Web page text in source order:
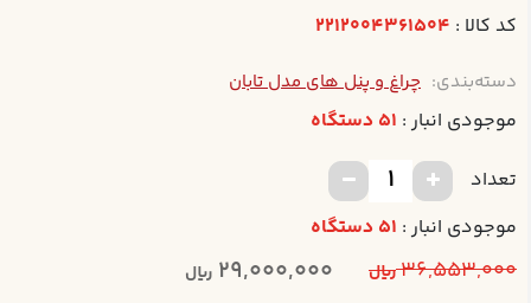
کد کالا : 2212004361504
دسته‌بندی: چراغ و پنل های مدل تابان
موجودی انبار : 51 دستگاه
تعداد
موجودی انبار : 51 دستگاه
36,553,000ریال 29,000,000 ریال